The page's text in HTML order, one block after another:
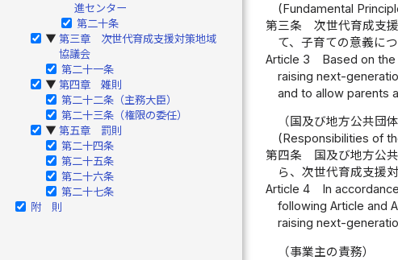
進センター
第二十条
▶ 第三章 次世代育成支援対策地域
協議会
第二十一条
▶ 第四章 雑則
第二十二条（主務大臣）
第二十三条（権限の委任）
▶ 第五章 罰則
第二十四条
第二十五条
第二十六条
第二十七条
附 則
(Fundamental
第三条
次世代育成支
て、子育ての意義に
Article 3
Based on
raising next-
and to allow parents
（国及び地方公共団
(Responsibilities of
第四条
国及び地方公
ら、次世代育成支援
Article 4
In
following Article and
raising next-
（事業主の責務）